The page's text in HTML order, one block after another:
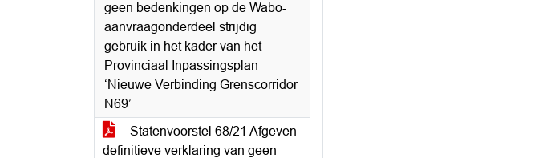
geen bedenkingen op de Wabo-
aanvraagonderdeel strijdig
gebruik in het kader van het
Provinciaal Inpassingsplan
‘Nieuwe Verbinding Grenscorridor
N69’
Statenvoorstel 68/21 Afgeven
definitieve verklaring van geen